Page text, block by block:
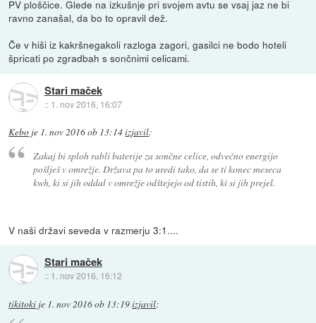
PV ploščice. Glede na izkušnje pri svojem avtu se vsaj jaz ne bi
ravno zanašal, da bo to opravil dež.
Če v hiši iz kakršnegakoli razloga zagori, gasilci ne bodo hoteli
špricati po zgradbah s sončnimi celicami.
Stari maček
:: 1. nov 2016, 16:07
Kebo je 1. nov 2016 ob 13:14izjavil:
Zakaj bi sploh rabli baterije za sončne celice, odvečno energijo
pošlješ v omrežje. Država pa to uredi tako, da se ti konec meseca
kwh, ki si jih oddal v omrežje odštejejo od tistih, ki si jih prejel.
V naši državi seveda v razmerju 3:1....
Stari maček
:: 1. nov 2016, 16:12
tikitoki je 1. nov 2016 ob 13:19izjavil: